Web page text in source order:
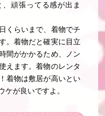
頑張ってる感が出ま
くらいまで、着物でチ
。着物だと確実に目立
間がかかるため、ノン
えます。着物のレンタ
着物は敷居が高いとい
ケが良いですよ。